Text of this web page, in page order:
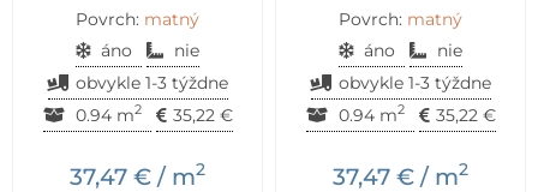
Povrch: matný
áno
nie
obvykle 1-3 týždne
0.94 m2 35,22 €
37,47 € / m2
Povrch: matný
áno
nie
obvykle 1-3 týždne
0.94 m2 35,22 €
37,47 € / m2